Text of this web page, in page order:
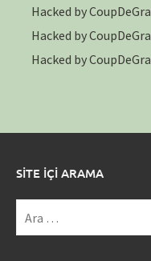
Hacked by
Hacked by
Hacked by
SİTE İÇİ ARAMA